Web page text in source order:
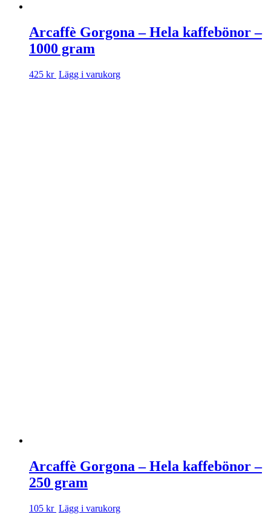
Arcaffè Gorgona – Hela kaffebönor –
1000 gram
425 kr Lägg i varukorg
Arcaffè Gorgona – Hela kaffebönor –
250 gram
105 kr Lägg i varukorg